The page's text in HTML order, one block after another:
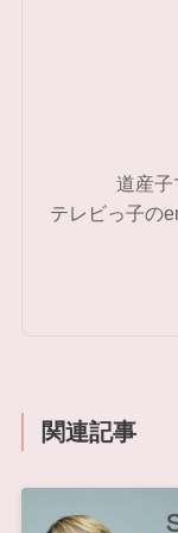
道産子
テレビっ子の
関連記事